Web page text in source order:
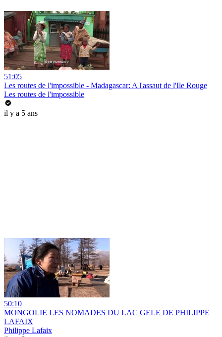
51:05
Les routes de l'impossible - Madagascar: A l'assaut de l'Ile Rouge
Les routes de l'impossible
il y a 5 ans
50:10
MONGOLIE LES NOMADES DU LAC GELE DE PHILIPPE
LAFAIX
Philippe Lafaix